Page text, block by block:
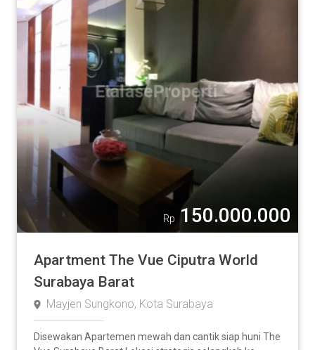
Kategori
Rumah
Apartment
Tanah
Pabrik / Gudang
Komersial
Lainnya
Rp 150.000.000
Apartment The Vue Ciputra World
Surabaya Barat
Mayjen Sungkono, Kota Surabaya
Disewakan Apartemen mewah dan cantik siap huni The